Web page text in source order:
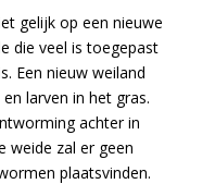
gelijk op een nieuwe
die veel is toegepast
Een nieuw weiland
larven in het gras.
achter in
weide zal er geen
plaatsvinden.